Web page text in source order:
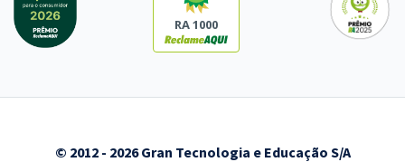
RA 1000
© 2012 - 2026 Gran Tecnologia e Educação S/A